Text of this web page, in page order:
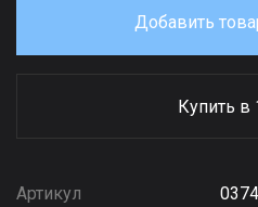
Добавить
Купить в
Артикул